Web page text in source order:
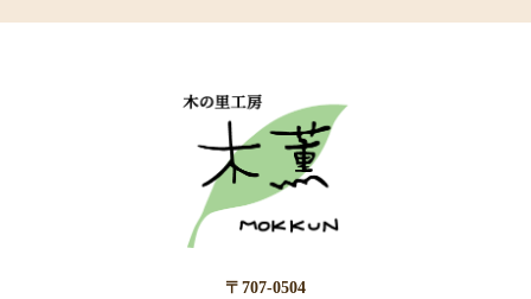
ブ
〒707-0504